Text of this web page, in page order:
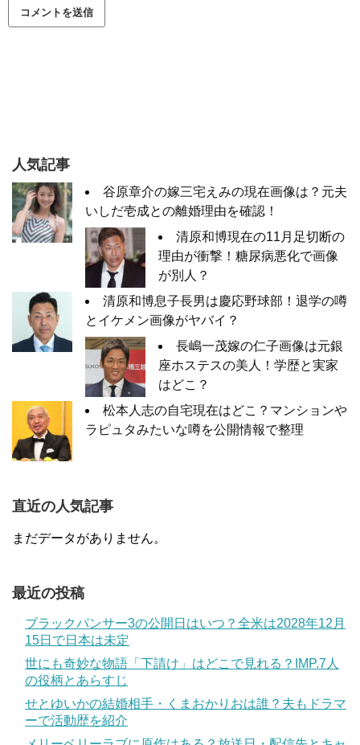
人気記事
谷原章介の嫁三宅えみの現在画像は？元夫
いしだ壱成との離婚理由を確認！
清原和博現在の11月足切断の
理由が衝撃！糖尿病悪化で画像
が別人？
清原和博息子長男は慶応野球部！退学の噂
とイケメン画像がヤバイ？
長嶋一茂嫁の仁子画像は元銀
座ホステスの美人！学歴と実家
はどこ？
松本人志の自宅現在はどこ？マンションや
ラピュタみたいな噂を公開情報で整理
直近の人気記事
まだデータがありません。
最近の投稿
ブラックパンサー3の公開日はいつ？全米は2028年12月
15日で日本は未定
世にも奇妙な物語「下請け」はどこで見れる？IMP.7人
の役柄とあらすじ
せとゆいかの結婚相手・くまおかりおは誰？夫もドラマ
ーで活動歴を紹介